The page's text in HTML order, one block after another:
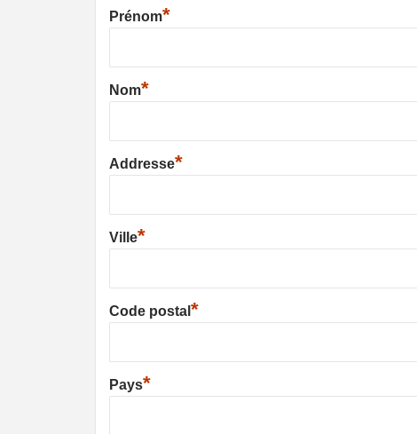
Prénom*
Nom*
Addresse*
Ville*
Code postal *
Pays*